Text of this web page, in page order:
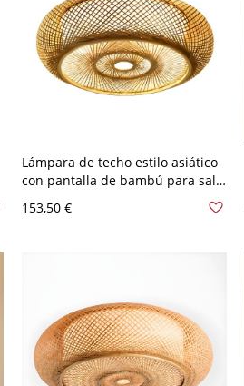
Lámpara de techo estilo asiático
con pantalla de bambú para sala
de estar - 110 A 120 V 35,56 cm
153,50 €